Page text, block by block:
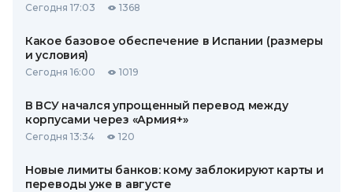
Сегодня 17:03 1368
Какое базовое обеспечение в Испании (размеры
и условия)
Сегодня 16:00 1019
В ВСУ начался упрощенный перевод между
корпусами через «Армия+»
Сегодня 13:34 120
Новые лимиты банков: кому заблокируют карты и
переводы уже в августе